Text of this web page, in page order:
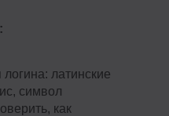
латинские
символ
как